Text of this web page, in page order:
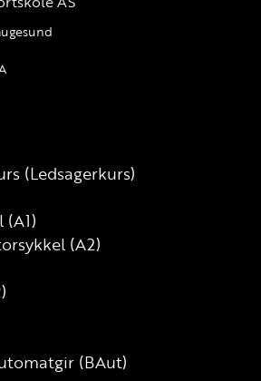
(Ledsagerkurs)
(A2)
(BAut)